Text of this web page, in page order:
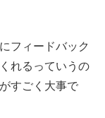
フィードバック
れるっていうの
すごく大事で